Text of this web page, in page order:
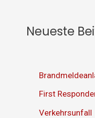
Neueste
First
Verkehrsunfall